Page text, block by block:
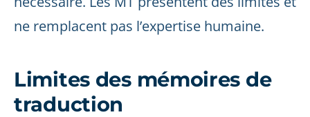
ne remplacent pas l’expertise humaine.
Limites des mémoires de
traduction